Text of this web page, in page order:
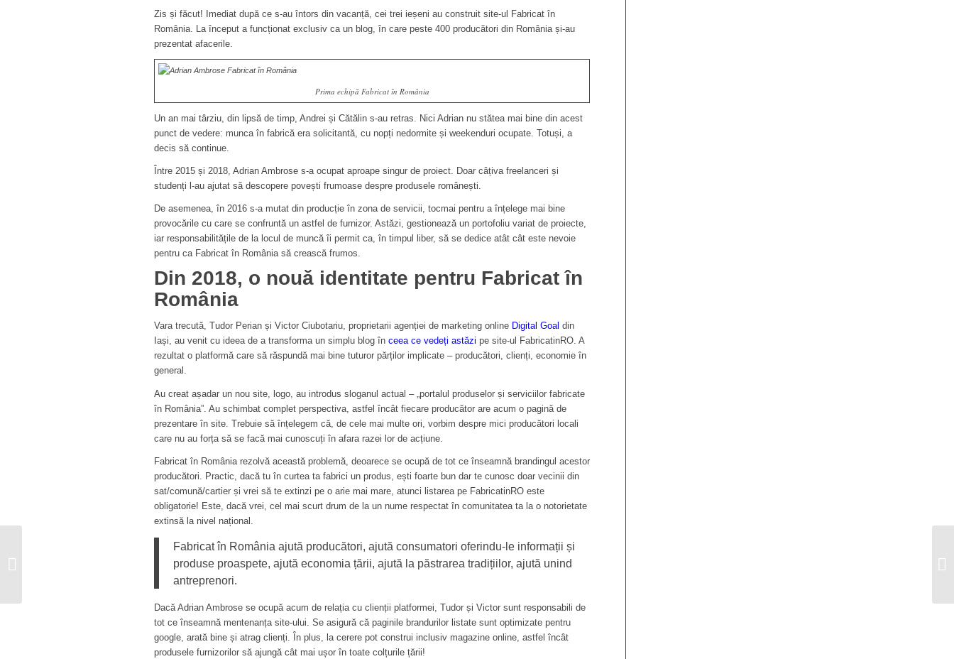
Zis și făcut! Imediat după ce s-au întors din vacanță, cei trei ieșeni au construit site-ul Fabricat în
România. La început a funcționat exclusiv ca un blog, în care peste 400 producători din România și-au
prezentat afacerile.
Prima echipă Fabricat în România
Un an mai târziu, din lipsă de timp, Andrei și Cătălin s-au retras. Nici Adrian nu stătea mai bine din acest
punct de vedere: munca în fabrică era solicitantă, cu nopți nedormite și weekenduri ocupate. Totuși, a
decis să continue.
Între 2015 și 2018, Adrian Ambrose s-a ocupat aproape singur de proiect. Doar câțiva freelanceri și
studenți l-au ajutat să descopere povești frumoase despre produsele românești.
De asemenea, în 2016 s-a mutat din producție în zona de servicii, tocmai pentru a înțelege mai bine
provocările cu care se confruntă un astfel de furnizor. Astăzi, gestionează un portofoliu variat de proiecte,
iar responsabilitățile de la locul de muncă îi permit ca, în timpul liber, să se dedice atât cât este nevoie
pentru ca Fabricat în România să crească frumos.
Din 2018, o nouă identitate pentru Fabricat în
România
Vara trecută, Tudor Perian și Victor Ciubotariu, proprietarii agenției de marketing online Digital Goal din
Iași, au venit cu ideea de a transforma un simplu blog în ceea ce vedeți astăzi pe site-ul FabricatinRO. A
rezultat o platformă care să răspundă mai bine tuturor părților implicate – producători, clienți, economie în
general.
Au creat așadar un nou site, logo, au introdus sloganul actual – „portalul produselor și serviciilor fabricate
în România”. Au schimbat complet perspectiva, astfel încât fiecare producător are acum o pagină de
prezentare în site. Trebuie să înțelegem că, de cele mai multe ori, vorbim despre mici producători locali
care nu au forța să se facă mai cunoscuți în afara razei lor de acțiune.
Fabricat în România rezolvă această problemă, deoarece se ocupă de tot ce înseamnă brandingul acestor
producători. Practic, dacă tu în curtea ta fabrici un produs, ești foarte bun dar te cunosc doar vecinii din
sat/comună/cartier și vrei să te extinzi pe o arie mai mare, atunci listarea pe FabricatinRO este
obligatorie! Este, dacă vrei, cel mai scurt drum de la un nume respectat în comunitatea ta la o notorietate
extinsă la nivel național.
Fabricat în România ajută producători, ajută consumatori oferindu-le informații și
produse proaspete, ajută economia țării, ajută la păstrarea tradițiilor, ajută unind
antreprenori.
Dacă Adrian Ambrose se ocupă acum de relația cu clienții platformei, Tudor și Victor sunt responsabili de
tot ce înseamnă mentenanța site-ului. Se asigură că paginile brandurilor listate sunt optimizate pentru
google, arată bine și atrag clienți. În plus, la cerere pot construi inclusiv magazine online, astfel încât
produsele furnizorilor să ajungă cât mai ușor în toate colțurile țării!